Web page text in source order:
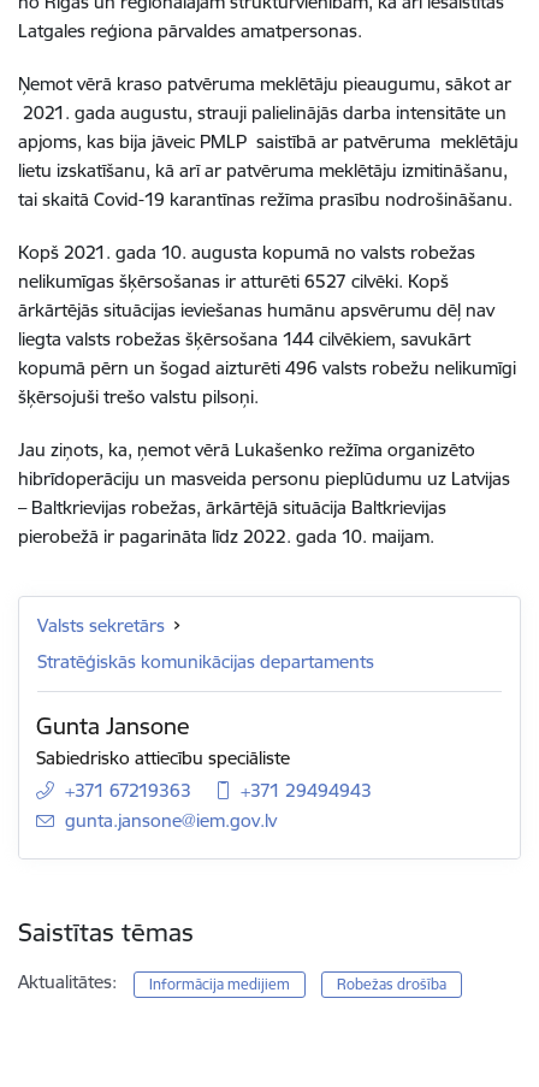
Latgales reģiona pārvaldes amatpersonas.
Ņemot vērā kraso patvēruma meklētāju pieaugumu, sākot ar
2021. gada augustu, strauji palielinājās darba intensitāte un
apjoms, kas bija jāveic PMLP saistībā ar patvēruma meklētāju
lietu izskatīšanu, kā arī ar patvēruma meklētāju izmitināšanu,
tai skaitā Covid-19 karantīnas režīma prasību nodrošināšanu.
Kopš 2021. gada 10. augusta kopumā no valsts robežas
nelikumīgas šķērsošanas ir atturēti 6527 cilvēki. Kopš
ārkārtējās situācijas ieviešanas humānu apsvērumu dēļ nav
liegta valsts robežas šķērsošana 144 cilvēkiem, savukārt
kopumā pērn un šogad aizturēti 496 valsts robežu nelikumīgi
šķērsojuši trešo valstu pilsoņi.
Jau ziņots, ka, ņemot vērā Lukašenko režīma organizēto
hibrīdoperāciju un masveida personu pieplūdumu uz Latvijas
– Baltkrievijas robežas, ārkārtējā situācija Baltkrievijas
pierobežā ir pagarināta līdz 2022. gada 10. maijam.
Valsts sekretārs
Stratēģiskās komunikācijas departaments
Gunta Jansone
Sabiedrisko attiecību speciāliste
+371 67219363
+371 29494943
E-pasts:
gunta.jansone@iem.gov.lv
Saistītas tēmas
Aktualitātes: Informācija medijiem Robežas drošība